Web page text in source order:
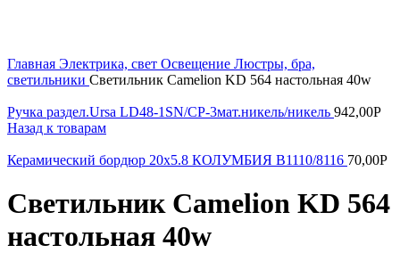
Главная Электрика, свет Освещение Люстры, бра,
светильники Светильник Camelion KD 564 настольная 40w
Ручка раздел.Ursa LD48-1SN/CP-3мат.никель/никель 942,00Р
Назад к товарам
Керамический бордюр 20х5.8 КОЛУМБИЯ В1110/8116 70,00Р
Светильник Camelion KD 564
настольная 40w